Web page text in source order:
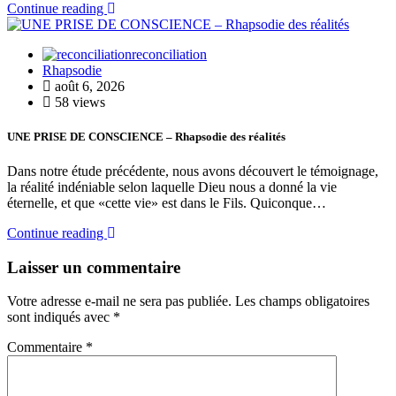
Continue reading
reconciliation
Rhapsodie
août 6, 2026
58 views
UNE PRISE DE CONSCIENCE – Rhapsodie des réalités
Dans notre étude précédente, nous avons découvert le témoignage,
la réalité indéniable selon laquelle Dieu nous a donné la vie
éternelle, et que «cette vie» est dans le Fils. Quiconque…
Continue reading
Laisser un commentaire
Votre adresse e-mail ne sera pas publiée. Les champs obligatoires
sont indiqués avec *
Commentaire *